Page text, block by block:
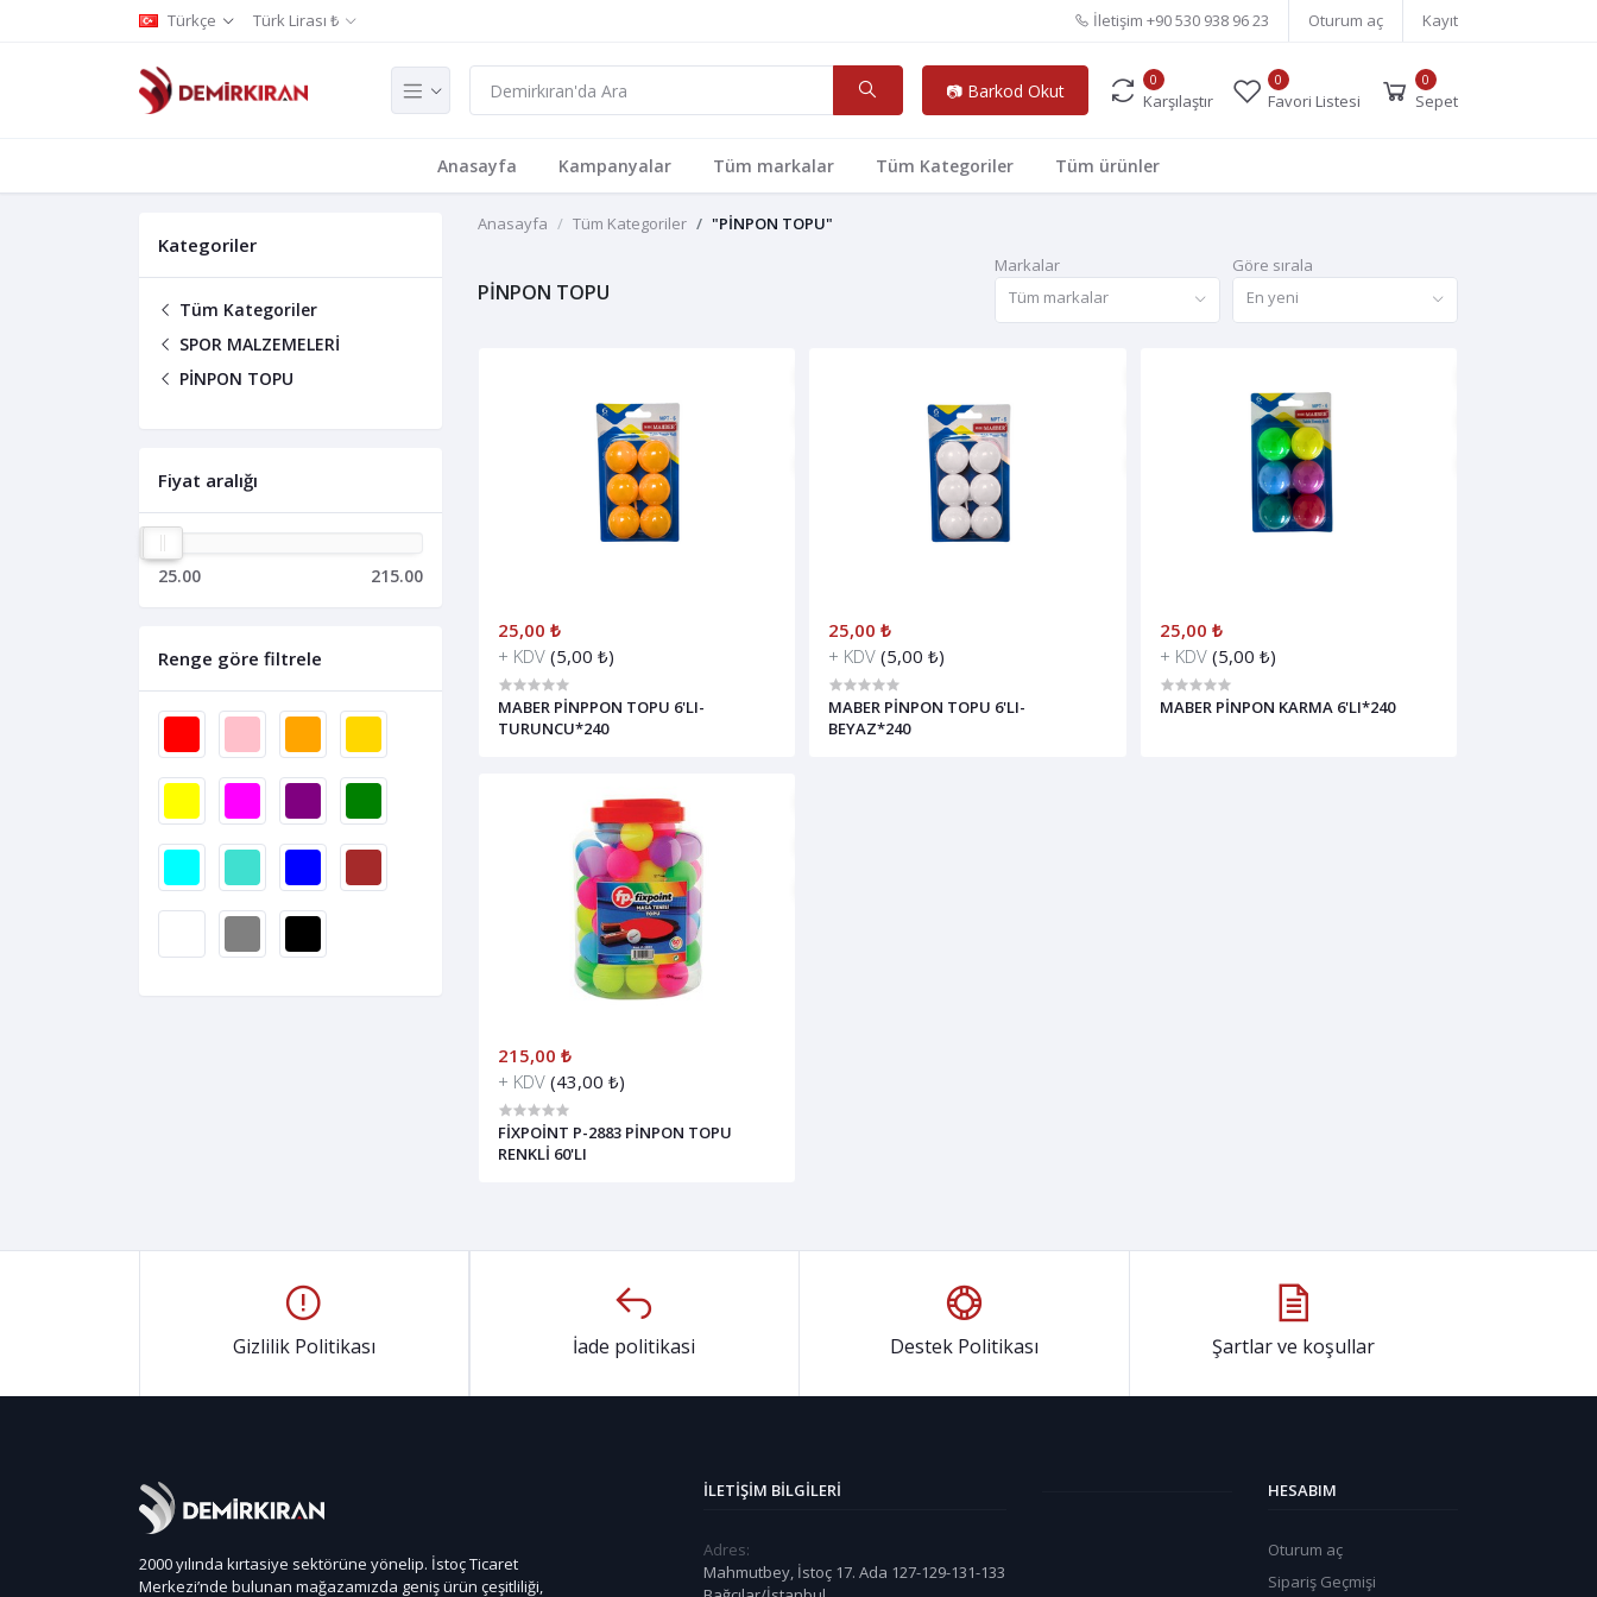
Türkçe Türk Lirası ₺ İletişim +90 530 938 96 23 Oturum aç Kayıt
📷 Barkod Okut 0
Karşılaştır
0
Favori Listesi
0
Sepet
Anasayfa Kampanyalar Tüm markalar Tüm Kategoriler Tüm ürünler
Kategoriler
Tüm Kategoriler
SPOR MALZEMELERİ
PİNPON TOPU
Fiyat aralığı
25.00 215.00
Renge göre filtrele
Anasayfa Tüm Kategoriler "PİNPON TOPU"
PİNPON TOPU
Markalar
Tüm markalar
Göre sırala
En yeni
25,00 ₺
+ KDV (5,00 ₺)
MABER PİNPPON TOPU 6'LI-
TURUNCU*240
25,00 ₺
+ KDV (5,00 ₺)
MABER PİNPON TOPU 6'LI-
BEYAZ*240
25,00 ₺
+ KDV (5,00 ₺)
MABER PİNPON KARMA 6'LI*240
215,00 ₺
+ KDV (43,00 ₺)
FİXPOİNT P-2883 PİNPON TOPU
RENKLİ 60'LI
Gizlilik Politikası İade politikasi Destek Politikası Şartlar ve koşullar
2000 yılında kırtasiye sektörüne yönelip. İstoç Ticaret
Merkezi’nde bulunan mağazamızda geniş ürün çeşitliliği,
İLETIŞIM BILGILERI
Adres:
Mahmutbey, İstoç 17. Ada 127-129-131-133
HESABIM
Oturum aç
Sipariş Geçmişi